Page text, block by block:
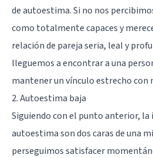
de autoestima. Si no nos
como totalmente capaces y
relación de pareja seria, leal y
lleguemos a encontrar a una
mantener un vínculo estrecho con
2. Autoestima baja
Siguiendo con el punto anterior, la
autoestima son dos caras de una
perseguimos satisfacer